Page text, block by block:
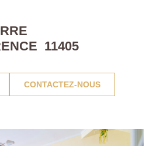
11405
CONTACTEZ-NOUS